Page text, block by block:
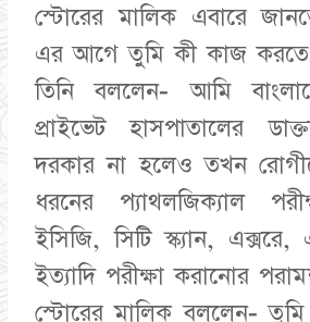
স্টোরের মালিক এবারে
এর আগে তুমি কী কাজ
তিনি বললেন- আমি
প্রাইভেট হাসপাতালের
দরকার না হলেও তখন
ধরনের প্যাথলজিক্যাল
ইসিজি, সিটি স্ক্যান,
ইত্যাদি পরীক্ষা করানোর
স্টোরের মালিক বললেন-